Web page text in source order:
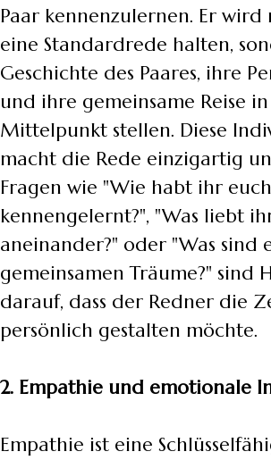
Paar kennenzulernen. Er
eine Standardrede halten,
Geschichte des Paares, ihre
und ihre gemeinsame Reise
Mittelpunkt stellen. Diese
macht die Rede einzigartig
Fragen wie "Wie habt ihr euch
kennengelernt?", "Was liebt
aneinander?" oder "Was sind
gemeinsamen Träume?" sind
darauf, dass der Redner die
persönlich gestalten möchte.
2. Empathie und emotionale
Empathie ist eine